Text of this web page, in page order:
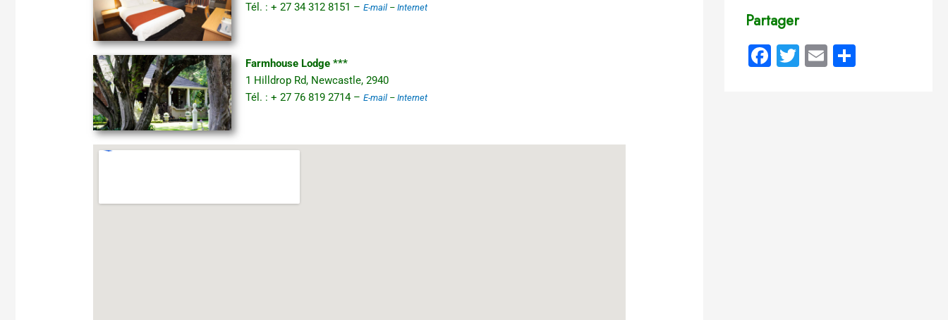
Tél. : + 27 34 312 8151 –E-mail –Internet
Farmhouse Lodge ***
1 Hilldrop Rd, Newcastle, 2940
Tél. : + 27 76 819 2714 –E-mail –Internet
Partager
Fa T E